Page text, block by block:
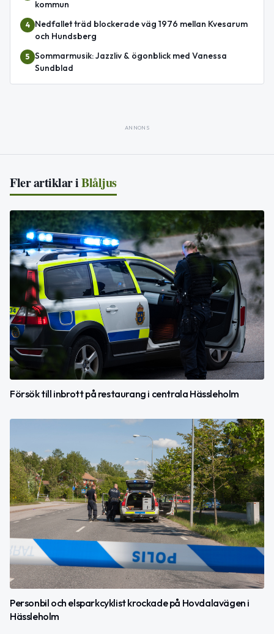
kommun
4
Nedfallet träd blockerade väg 1976 mellan Kvesarum
och Hundsberg
5 Sommarmusik: Jazzliv & ögonblick med Vanessa
Sundblad
ANNONS
Fler artiklar iBlåljus
Försök till inbrott på restaurang i centrala Hässleholm
Personbil och elsparkcyklist krockade på Hovdalavägen i
Hässleholm